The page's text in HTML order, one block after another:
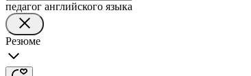
педагог английского языка
Резюме